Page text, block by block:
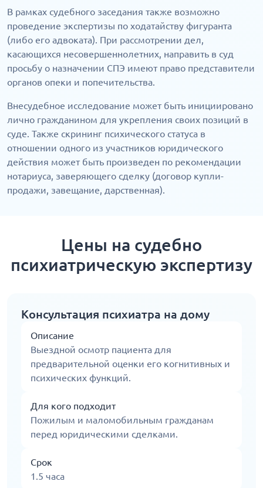
В рамках судебного заседания также возможно
проведение экспертизы по ходатайству фигуранта
(либо его адвоката). При рассмотрении дел,
касающихся несовершеннолетних, направить в суд
просьбу о назначении СПЭ имеют право представители
органов опеки и попечительства.
Внесудебное исследование может быть инициировано
лично гражданином для укрепления своих позиций в
суде. Также скрининг психического статуса в
отношении одного из участников юридического
действия может быть произведен по рекомендации
нотариуса, заверяющего сделку (договор купли-
продажи, завещание, дарственная).
Цены на судебно
психиатрическую экспертизу
Консультация психиатра на дому
Описание
Выездной осмотр пациента для
предварительной оценки его когнитивных и
психических функций.
Для кого подходит
Пожилым и маломобильным гражданам
перед юридическими сделками.
Срок
1.5 часа